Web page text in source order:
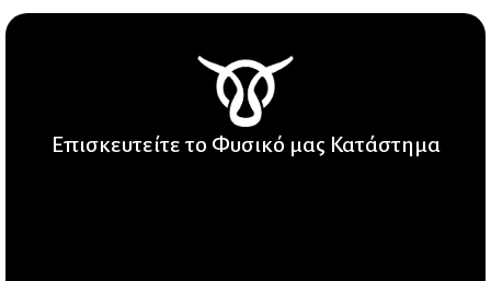
Επισκευτείτε το Φυσικό μας Κατάστημα